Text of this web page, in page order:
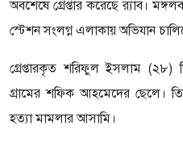
অবশেষে গ্রেপ্তার করেছে র‌্যাব।
স্টেশন সংলগ্ন এলাকায় অভিযান
গ্রেপ্তারকৃত শরিফুল ইসলাম (২৮)
গ্রামের শফিক আহমেদের ছেলে।
হত্যা মামলার আসামি।